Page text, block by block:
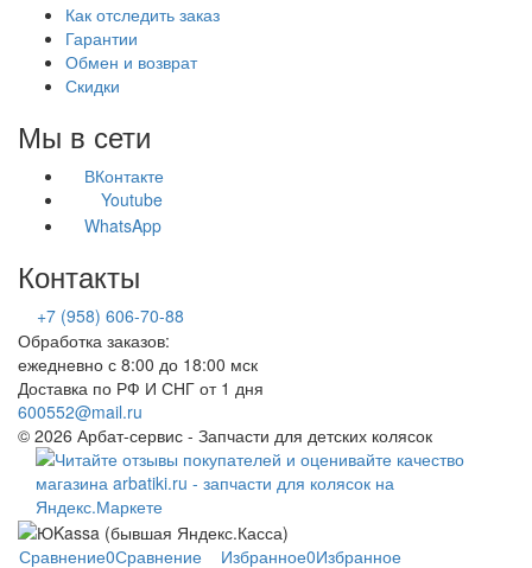
Как отследить заказ
Гарантии
Обмен и возврат
Скидки
Мы в сети
ВКонтакте
Youtube
WhatsApp
Контакты
+7 (958) 606-70-88
Обработка заказов:
ежедневно с 8:00 до 18:00 мск
Доставка по РФ И СНГ от 1 дня
600552@mail.ru
© 2026 Арбат-сервис - Запчасти для детских колясок
Сравнение0Сравнение Избранное0Избранное